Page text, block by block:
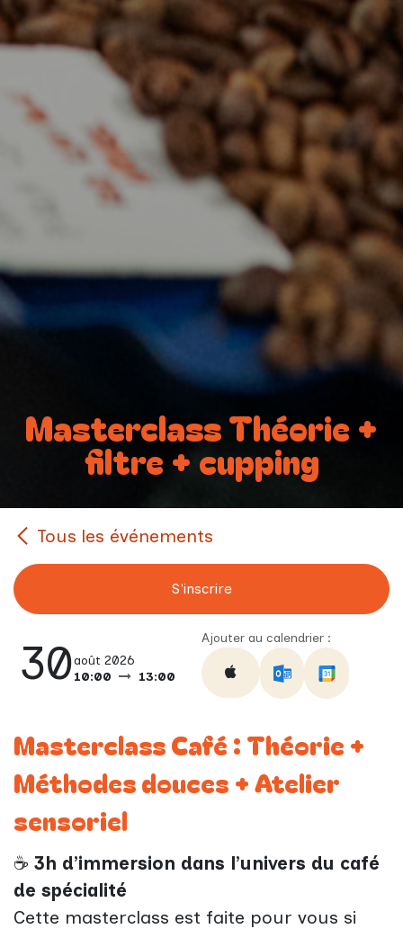
Masterclass Théorie +
filtre + cupping
Tous les événements
S'inscrire
30août 2026
10:00
13:00
Ajouter au calendrier :
Masterclass Café : Théorie +
Méthodes douces + Atelier
sensoriel
☕ 3h d’immersion dans l’univers du café
de spécialité
Cette masterclass est faite pour vous si